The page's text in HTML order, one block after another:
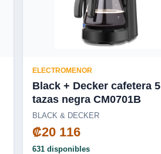
ELECTROMENOR
Black + Decker cafetera 5
tazas negra CM0701B
BLACK & DECKER
₡20 116
631 disponibles